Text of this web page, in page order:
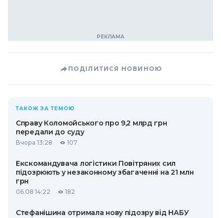
ПОДІЛИТИСЯ НОВИНОЮ
ТАКОЖ ЗА ТЕМОЮ
Справу Коломойського про 9,2 млрд грн
передали до суду
Вчора 13:28 107
Екскомандувача логістики Повітряних сил
підозрюють у незаконному збагаченні на 21 млн
грн
06.08 14:22 182
Стефанішина отримала нову підозру від НАБУ